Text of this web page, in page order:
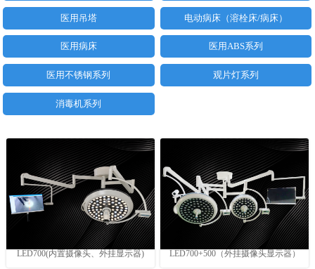
医用吊塔 电动病床（溶栓床/病床）
医用病床 医用ABS系列
医用不锈钢系列 观片灯系列
消毒机系列
LED700(内置摄像头、外挂显示器) LED700+500（外挂摄像头显示器）